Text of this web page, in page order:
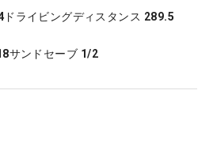
ドライビングディスタンス 289.5
サンドセーブ 1/2